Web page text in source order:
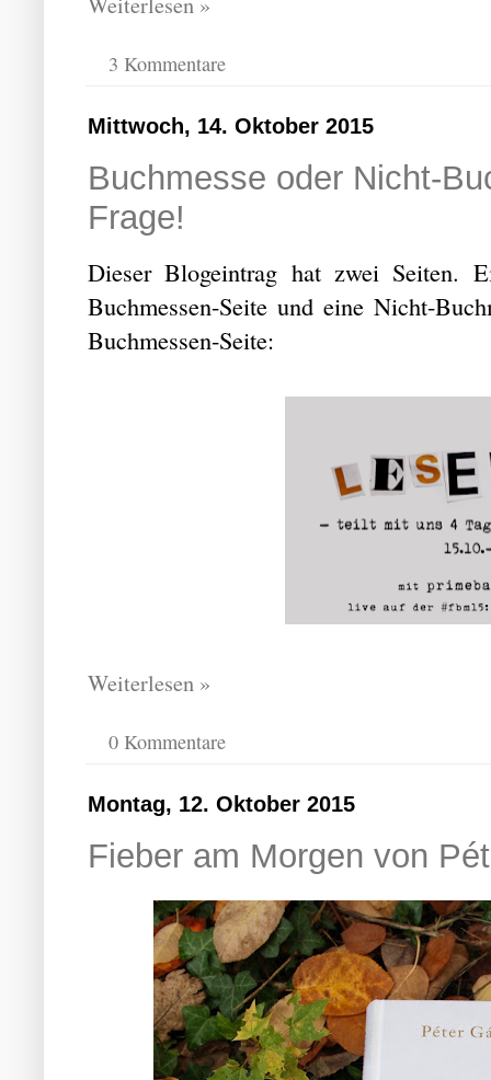
3 Kommentare
Mittwoch, 14. Oktober 2015
Buchmesse oder Nicht-
Frage!
Dieser Blogeintrag hat zwei Seiten.
Buchmessen-Seite und eine Nicht-
Buchmessen-Seite:
Weiterlesen »
0 Kommentare
Montag, 12. Oktober 2015
Fieber am Morgen von